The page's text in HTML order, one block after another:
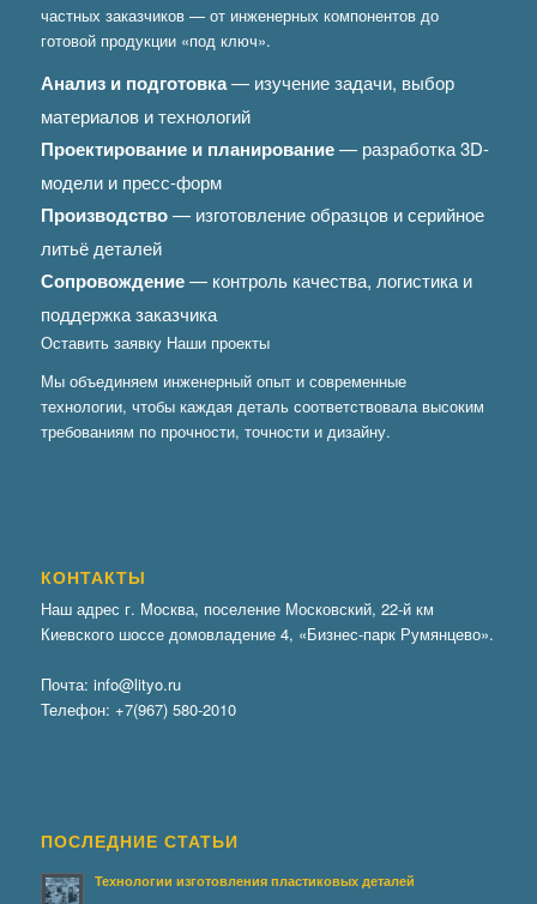
частных заказчиков — от инженерных компонентов до
готовой продукции «под ключ».
Анализ и подготовка— изучение задачи, выбор
материалов и технологий
Проектирование и планирование— разработка 3D-
модели и пресс-форм
Производство— изготовление образцов и серийное
литьё деталей
Сопровождение— контроль качества, логистика и
поддержка заказчика
Оставить заявку Наши проекты
Мы объединяем инженерный опыт и современные
технологии, чтобы каждая деталь соответствовала высоким
требованиям по прочности, точности и дизайну.
КОНТАКТЫ
Наш адрес г. Москва, поселение Московский, 22-й км
Киевского шоссе домовладение 4, «Бизнес-парк Румянцево».
Почта: info@lityo.ru
Телефон: +7(967) 580-2010
ПОСЛЕДНИЕ СТАТЬИ
Технологии изготовления пластиковых деталей